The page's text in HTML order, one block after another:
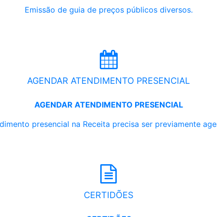
Emissão de guia de preços públicos diversos.
AGENDAR ATENDIMENTO PRESENCIAL
AGENDAR ATENDIMENTO PRESENCIAL
presencial na Receita precisa ser previamente
CERTIDÕES